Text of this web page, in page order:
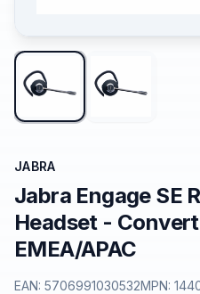
JABRA
Jabra Engage SE
Headset -
EMEA/APAC
EAN: 5706991030532MPN: